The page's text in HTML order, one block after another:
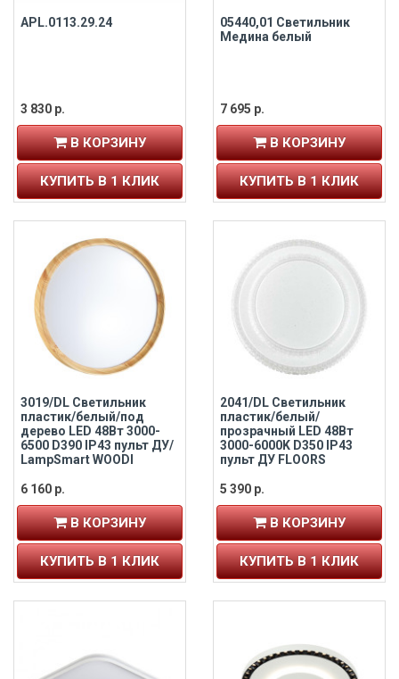
APL.0113.29.24
3 830 р.
В КОРЗИНУ
КУПИТЬ В 1 КЛИК
05440,01 Светильник
Медина белый
7 695 р.
В КОРЗИНУ
КУПИТЬ В 1 КЛИК
3019/DL Светильник
пластик/белый/под
дерево LED 48Вт 3000-
6500 D390 IP43 пульт ДУ/
LampSmart WOODI
6 160 р.
В КОРЗИНУ
КУПИТЬ В 1 КЛИК
2041/DL Светильник
пластик/белый/
прозрачный LED 48Вт
3000-6000K D350 IP43
пульт ДУ FLOORS
5 390 р.
В КОРЗИНУ
КУПИТЬ В 1 КЛИК